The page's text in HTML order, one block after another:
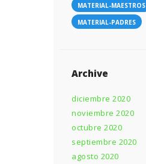
MATERIAL-MAESTROS
MATERIAL-PADRES
Archive
diciembre 2020
noviembre 2020
octubre 2020
septiembre 2020
agosto 2020